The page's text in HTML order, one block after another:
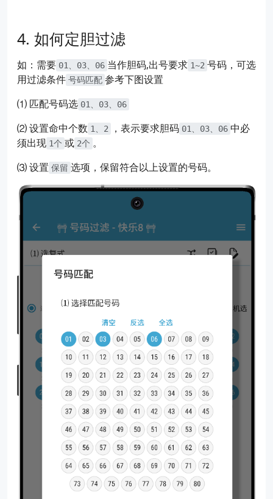
如何定胆过滤
如：需要 01、03、06 当作胆码,出号要求 1~2 号码，可选
用过滤条件 号码匹配 参考下图设置
⑴ 匹配号码选 01、03、06
⑵ 设置命中个数 1、2 ，表示要求胆码 01、03、06 中必
须出现 1个 或 2个 。
⑶ 设置 保留 选项，保留符合以上设置的号码。